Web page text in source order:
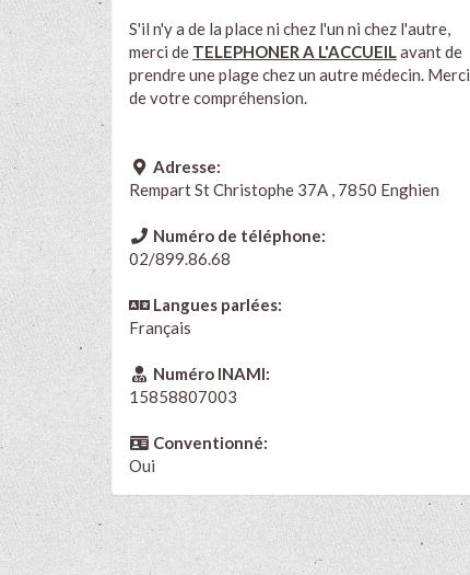
S'il n'y a de la place ni chez l'un ni chez l'autre,
merci de TELEPHONER A L'ACCUEIL avant de
prendre une plage chez un autre médecin. Merci
de votre compréhension.
Adresse:
Rempart St Christophe 37A , 7850 Enghien
Numéro de téléphone:
02/899.86.68
Langues parlées:
Français
Numéro INAMI:
15858807003
Conventionné:
Oui